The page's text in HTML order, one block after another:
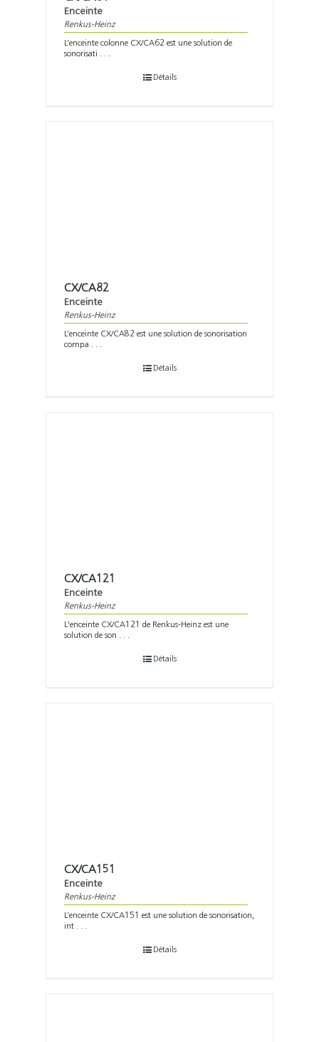
Enceinte
Renkus-Heinz
L’enceinte colonne CX/CA62 est une solution de
sonorisati . . .
Détails
CX/CA82
Enceinte
Renkus-Heinz
L’enceinte CX/CA82 est une solution de sonorisation
compa . . .
Détails
CX/CA121
Enceinte
Renkus-Heinz
L'enceinte CX/CA121 de Renkus-Heinz est une
solution de son . . .
Détails
CX/CA151
Enceinte
Renkus-Heinz
L’enceinte CX/CA151 est une solution de sonorisation,
int . . .
Détails